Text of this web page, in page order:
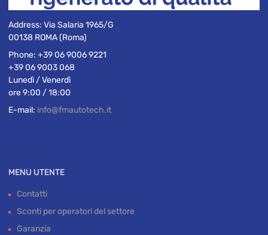
Address: Via Salaria 1965/G
00138 ROMA (Roma)
Phone: +39 06 9006 9221
+39 06 9003 068
Lunedì / Venerdì
ore 9:00 / 18:00
E-mail: info@fmautotech.it
MENU UTENTE
Contatti
Sconti per operatori del settore
Garanzia